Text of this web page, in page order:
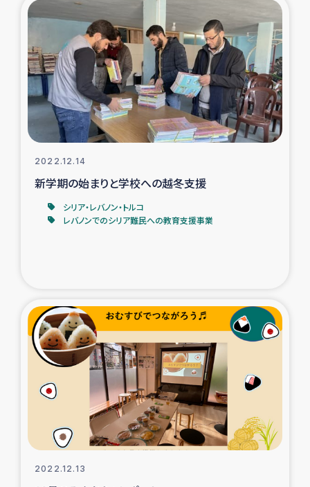
トルコ・シリア地震被災者支援
デニヤヤ小規模紅茶農家支援
コーヒー生産者支援
アイナロ県マウベシ郡でのコーヒー畑改善事業
ベイルート大規模爆発被災者支援
女性の生計向上支援
2022.12.14
新学期の始まりと学校への越冬支援
シリア・レバノン・トルコ
レバノンでのシリア難民への教育支援事業
2022.12.13